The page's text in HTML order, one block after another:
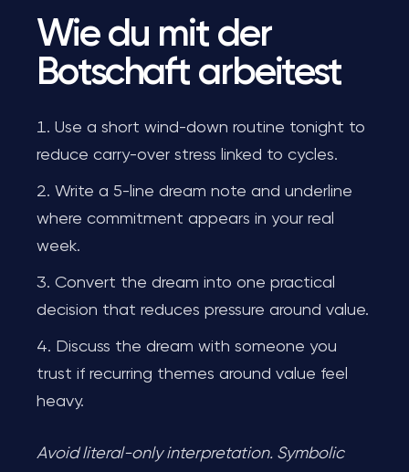
Wie du mit der
Botschaft arbeitest
Use a short wind-down routine tonight to
reduce carry-over stress linked to cycles.
Write a 5-line dream note and underline
where commitment appears in your real
week.
Convert the dream into one practical
decision that reduces pressure around value.
Discuss the dream with someone you
trust if recurring themes around value feel
heavy.
Avoid literal-only interpretation. Symbolic